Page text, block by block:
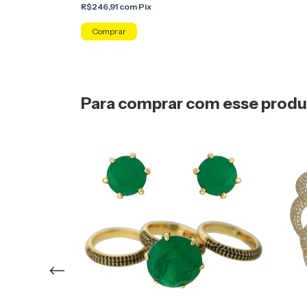
R$246,91 com Pix
Comprar
Para comprar com esse